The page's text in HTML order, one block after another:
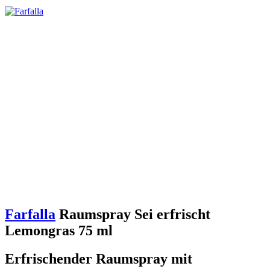
Farfalla Raumspray Sei erfrischt
Lemongras 75 ml
Erfrischender Raumspray mit